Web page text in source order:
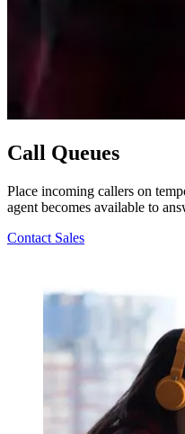
Call Queues
Place incoming callers on
agent becomes available to
Contact Sales